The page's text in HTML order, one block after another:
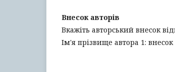
Внесок авторів
Вкажіть авторський внесок
Ім'я прізвище автора 1: